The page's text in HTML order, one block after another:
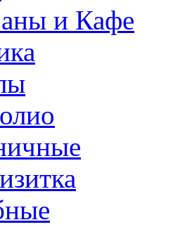
и Кафе